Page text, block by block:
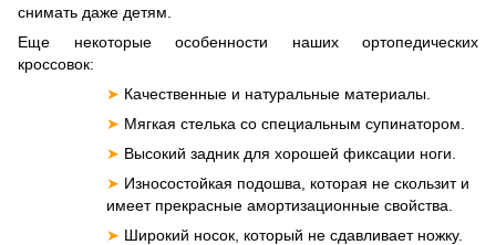
снимать даже детям.
Еще некоторые особенности наших ортопедических
кроссовок:
➤ Качественные и натуральные материалы.
➤ Мягкая стелька со специальным супинатором.
➤ Высокий задник для хорошей фиксации ноги.
➤ Износостойкая подошва, которая не скользит и
имеет прекрасные амортизационные свойства.
➤ Широкий носок, который не сдавливает ножку.